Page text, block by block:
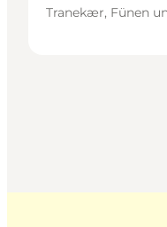
Tranekær, Fünen